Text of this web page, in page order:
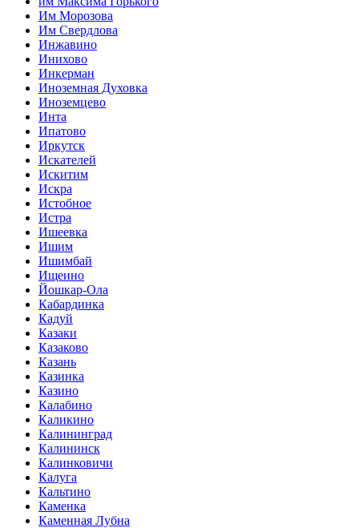
Им Морозова
Им Свердлова
Инжавино
Инихово
Инкерман
Иноземная Духовка
Иноземцево
Инта
Ипатово
Иркутск
Искателей
Искитим
Искра
Истобное
Истра
Ишеевка
Ишим
Ишимбай
Ищеино
Йошкар-Ола
Кабардинка
Кадуй
Казаки
Казаково
Казань
Казинка
Казино
Калабино
Каликино
Калининград
Калининск
Калинковичи
Калуга
Кальтино
Каменка
Каменная Лубна